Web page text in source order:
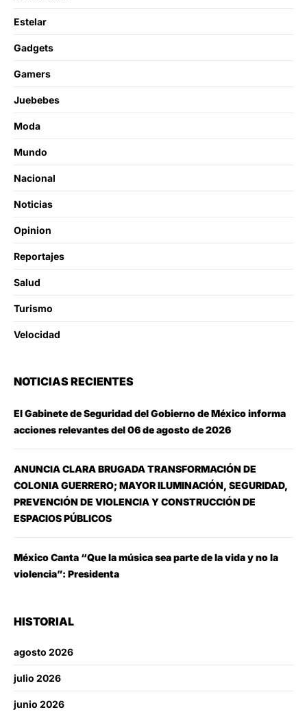
Estelar
Gadgets
Gamers
Juebebes
Moda
Mundo
Nacional
Noticias
Opinion
Reportajes
Salud
Turismo
Velocidad
NOTICIAS RECIENTES
El Gabinete de Seguridad del Gobierno de México informa
acciones relevantes del 06 de agosto de 2026
ANUNCIA CLARA BRUGADA TRANSFORMACIÓN DE
COLONIA GUERRERO; MAYOR ILUMINACIÓN, SEGURIDAD,
PREVENCIÓN DE VIOLENCIA Y CONSTRUCCIÓN DE
ESPACIOS PÚBLICOS
México Canta “Que la música sea parte de la vida y no la
violencia”: Presidenta
HISTORIAL
agosto 2026
julio 2026
junio 2026